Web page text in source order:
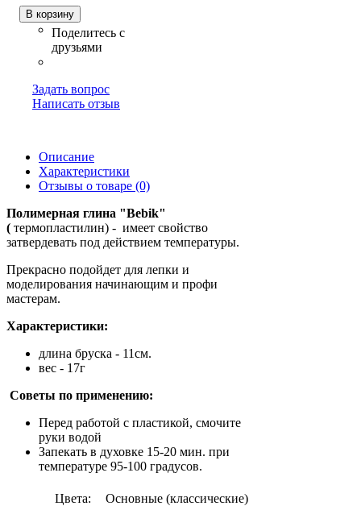
В корзину
Задать вопрос
Написать отзыв
Описание
Характеристики
Отзывы о товаре (0)
Полимерная глина "Bebik"
( термопластилин) - имеет свойство
затвердевать под действием температуры.
Прекрасно подойдет для лепки и
моделирования начинающим и профи
мастерам.
Характеристики:
длина бруска - 11см.
вес - 17г
Советы по применению:
Перед работой с пластикой, смочите
руки водой
Запекать в духовке 15-20 мин. при
температуре 95-100 градусов.
Цвета:
Основные (классические)